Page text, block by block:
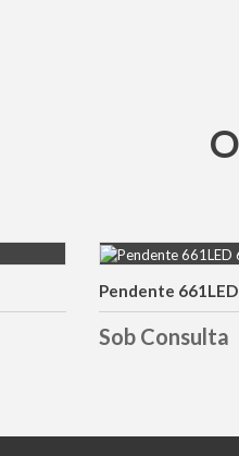
Pendente
Sob Consulta